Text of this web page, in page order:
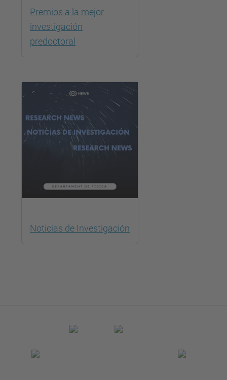
Premios a la mejor
investigación
predoctoral
Noticias de Investigación